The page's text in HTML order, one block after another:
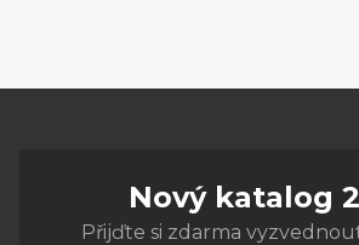
Nový katalog
Přijďte si zdarma